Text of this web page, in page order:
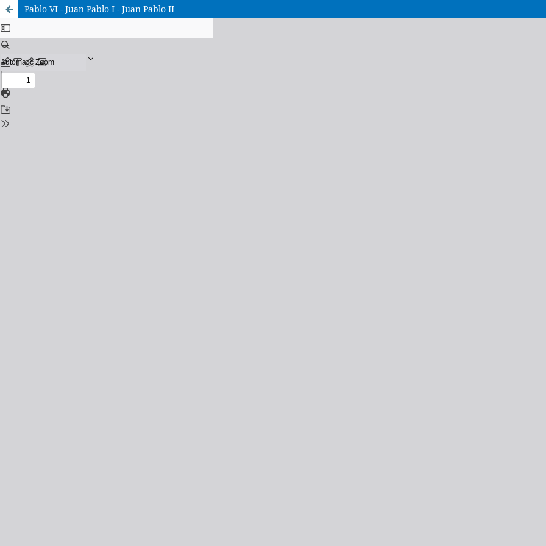
Pablo VI - Juan Pablo I - Juan Pablo II